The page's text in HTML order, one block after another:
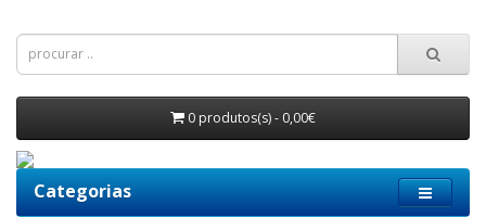
0 produtos(s) - 0,00€
Categorias